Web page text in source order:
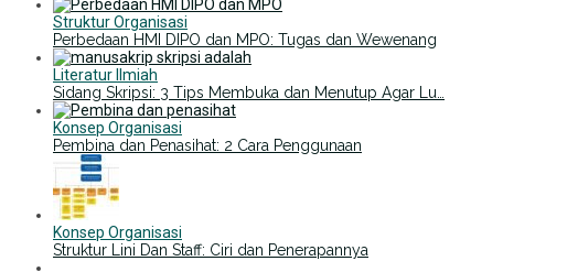
Struktur Organisasi
Perbedaan HMI DIPO dan MPO: Tugas dan Wewenang
Literatur Ilmiah
Sidang Skripsi: 3 Tips Membuka dan Menutup Agar Lu…
Konsep Organisasi
Pembina dan Penasihat: 2 Cara Penggunaan
Konsep Organisasi
Struktur Lini Dan Staff: Ciri dan Penerapannya